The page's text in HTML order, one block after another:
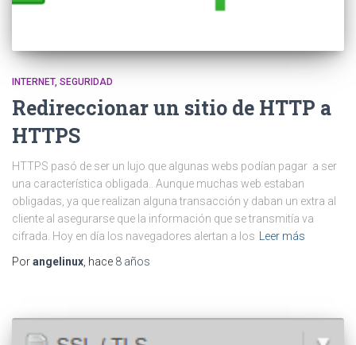
INTERNET SEGURIDAD
Redireccionar un sitio de HTTP a
HTTPS
HTTPS pasó de ser un lujo que algunas webs podían pagar a ser
una característica obligada.. Aunque muchas web estaban
obligadas, ya que realizan alguna transacción y daban un extra al
cliente al asegurarse que la información que se transmitía va
cifrada. Hoy en día los navegadores alertan a los
Leer más
Porangelinux , hace 8 años